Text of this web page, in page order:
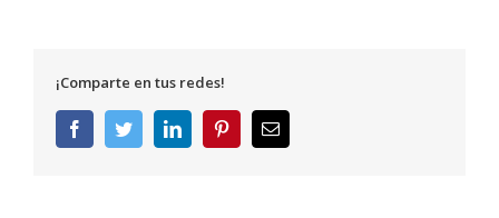
¡Comparte en tus redes!
FacebookTwitterLinkedInPinterestCorreo
electrónico